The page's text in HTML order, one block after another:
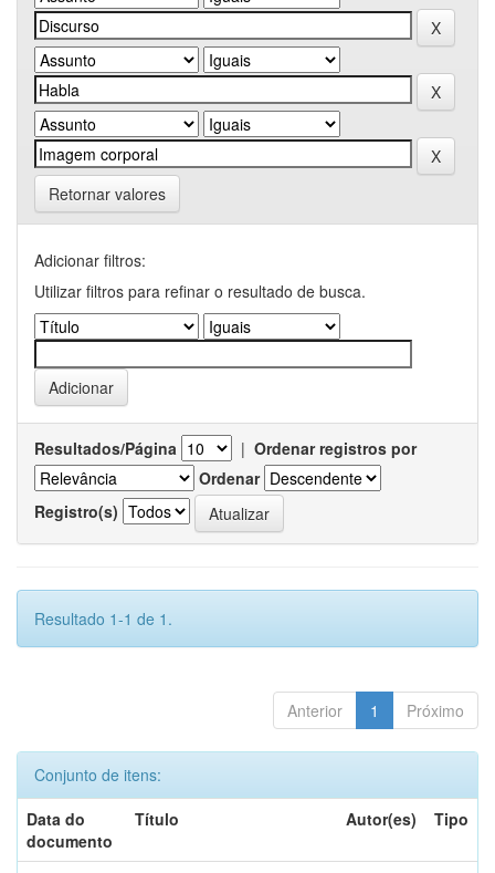
Retornar valores
Adicionar filtros:
Utilizar filtros para refinar o resultado de busca.
Resultados/Página | Ordenar registros por
Ordenar
Registro(s)
Resultado 1-1 de 1.
Anterior 1 Próximo
Conjunto de itens:
Data do
documento
Título Autor(es) Tipo